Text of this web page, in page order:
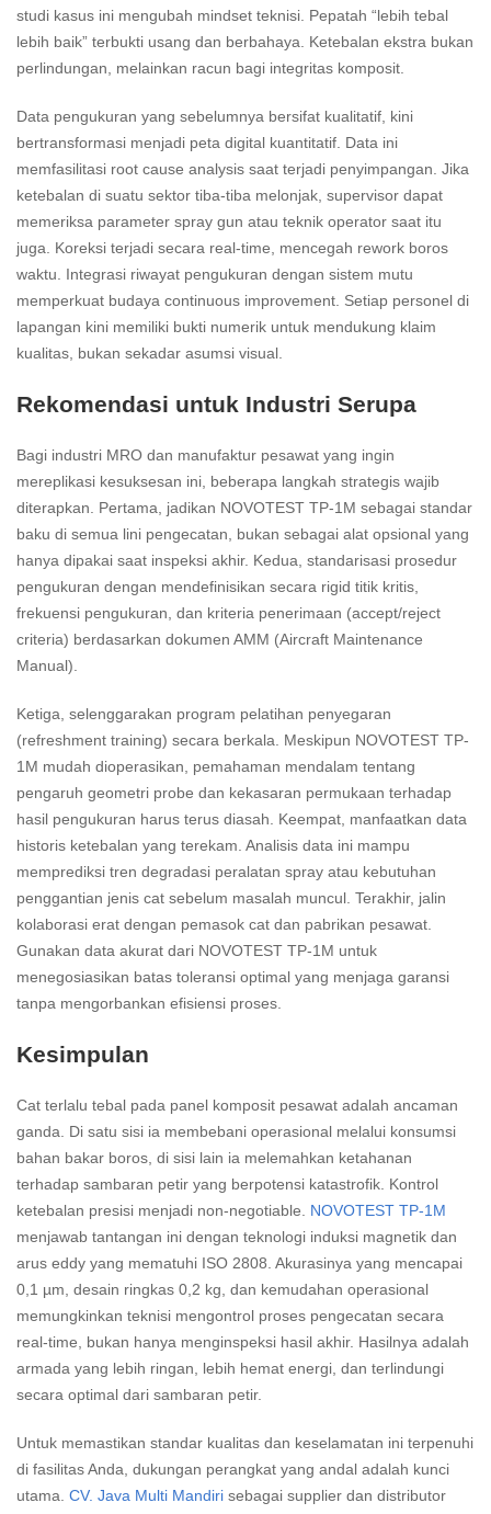
studi kasus ini mengubah mindset teknisi. Pepatah “lebih tebal
lebih baik” terbukti usang dan berbahaya. Ketebalan ekstra bukan
perlindungan, melainkan racun bagi integritas komposit.
Data pengukuran yang sebelumnya bersifat kualitatif, kini
bertransformasi menjadi peta digital kuantitatif. Data ini
memfasilitasi root cause analysis saat terjadi penyimpangan. Jika
ketebalan di suatu sektor tiba-tiba melonjak, supervisor dapat
memeriksa parameter spray gun atau teknik operator saat itu
juga. Koreksi terjadi secara real-time, mencegah rework boros
waktu. Integrasi riwayat pengukuran dengan sistem mutu
memperkuat budaya continuous improvement. Setiap personel di
lapangan kini memiliki bukti numerik untuk mendukung klaim
kualitas, bukan sekadar asumsi visual.
Rekomendasi untuk Industri Serupa
Bagi industri MRO dan manufaktur pesawat yang ingin
mereplikasi kesuksesan ini, beberapa langkah strategis wajib
diterapkan. Pertama, jadikan NOVOTEST TP-1M sebagai standar
baku di semua lini pengecatan, bukan sebagai alat opsional yang
hanya dipakai saat inspeksi akhir. Kedua, standarisasi prosedur
pengukuran dengan mendefinisikan secara rigid titik kritis,
frekuensi pengukuran, dan kriteria penerimaan (accept/reject
criteria) berdasarkan dokumen AMM (Aircraft Maintenance
Manual).
Ketiga, selenggarakan program pelatihan penyegaran
(refreshment training) secara berkala. Meskipun NOVOTEST TP-
1M mudah dioperasikan, pemahaman mendalam tentang
pengaruh geometri probe dan kekasaran permukaan terhadap
hasil pengukuran harus terus diasah. Keempat, manfaatkan data
historis ketebalan yang terekam. Analisis data ini mampu
memprediksi tren degradasi peralatan spray atau kebutuhan
penggantian jenis cat sebelum masalah muncul. Terakhir, jalin
kolaborasi erat dengan pemasok cat dan pabrikan pesawat.
Gunakan data akurat dari NOVOTEST TP-1M untuk
menegosiasikan batas toleransi optimal yang menjaga garansi
tanpa mengorbankan efisiensi proses.
Kesimpulan
Cat terlalu tebal pada panel komposit pesawat adalah ancaman
ganda. Di satu sisi ia membebani operasional melalui konsumsi
bahan bakar boros, di sisi lain ia melemahkan ketahanan
terhadap sambaran petir yang berpotensi katastrofik. Kontrol
ketebalan presisi menjadi non-negotiable. NOVOTEST TP-1M
menjawab tantangan ini dengan teknologi induksi magnetik dan
arus eddy yang mematuhi ISO 2808. Akurasinya yang mencapai
0,1 µm, desain ringkas 0,2 kg, dan kemudahan operasional
memungkinkan teknisi mengontrol proses pengecatan secara
real-time, bukan hanya menginspeksi hasil akhir. Hasilnya adalah
armada yang lebih ringan, lebih hemat energi, dan terlindungi
secara optimal dari sambaran petir.
Untuk memastikan standar kualitas dan keselamatan ini terpenuhi
di fasilitas Anda, dukungan perangkat yang andal adalah kunci
utama. CV. Java Multi Mandiri sebagai supplier dan distributor